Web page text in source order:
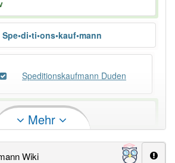
Spe•di•ti•ons•kauf•mann
Speditionskaufmann Duden
10
Mehr
Wiki